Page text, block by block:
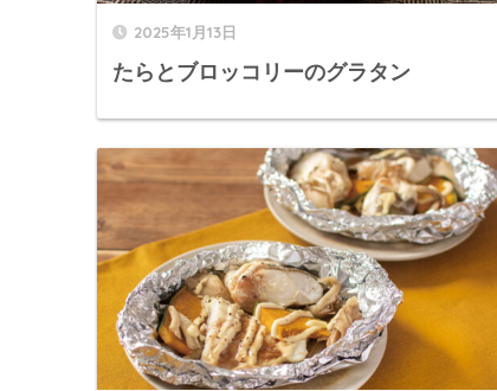
2025年1月13日
たらとブロッコリーのグラタン